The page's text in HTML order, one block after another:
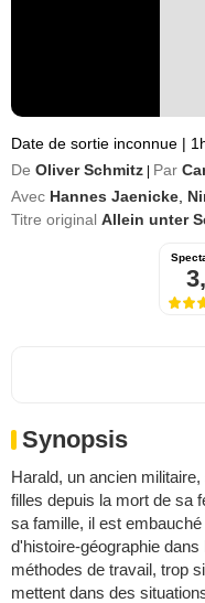
Date de sortie inconnue |
De Oliver Schmitz Par
Avec Hannes Jaenicke
Titre original Allein unter
Synopsis
Harald, un ancien
filles depuis la mort de sa
sa famille, il est
d'histoire-géographie
méthodes de travail, trop
mettent dans des